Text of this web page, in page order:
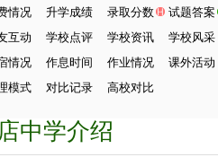
情况 升学成绩 录取分数
试题答案
互动 学校点评 学校资讯
学校风采
情况 作息时间 作业情况
课外活动
模式 对比记录 高校对比
中学介绍